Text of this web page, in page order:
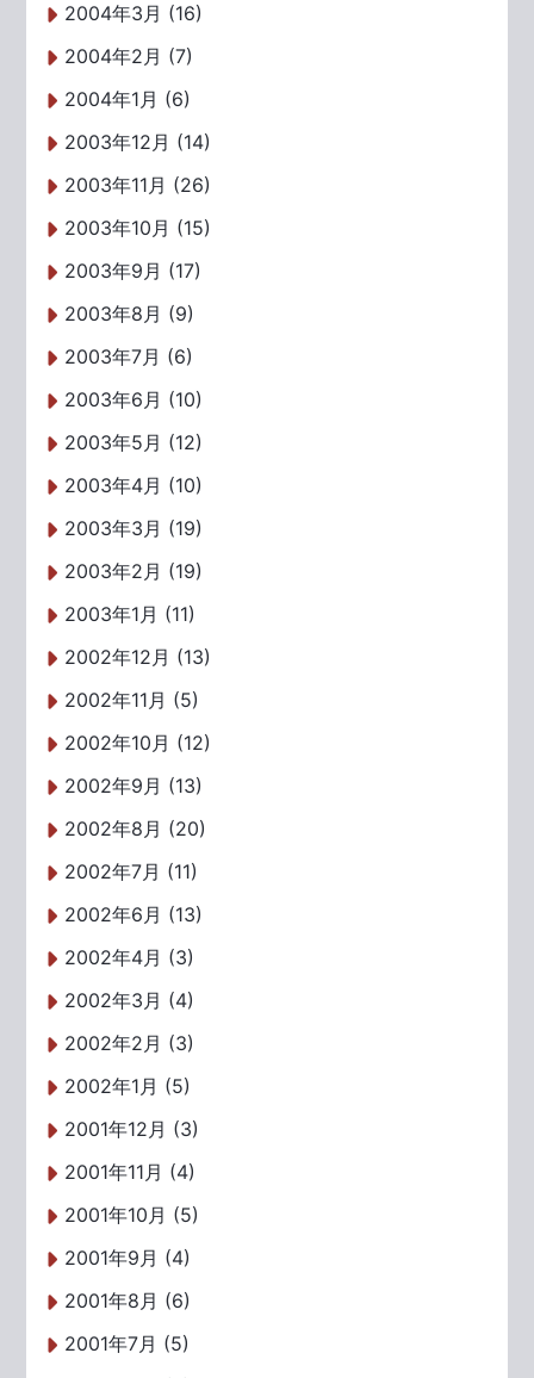
2004年3月 (16)
2004年2月 (7)
2004年1月 (6)
2003年12月 (14)
2003年11月 (26)
2003年10月 (15)
2003年9月 (17)
2003年8月 (9)
2003年7月 (6)
2003年6月 (10)
2003年5月 (12)
2003年4月 (10)
2003年3月 (19)
2003年2月 (19)
2003年1月 (11)
2002年12月 (13)
2002年11月 (5)
2002年10月 (12)
2002年9月 (13)
2002年8月 (20)
2002年7月 (11)
2002年6月 (13)
2002年4月 (3)
2002年3月 (4)
2002年2月 (3)
2002年1月 (5)
2001年12月 (3)
2001年11月 (4)
2001年10月 (5)
2001年9月 (4)
2001年8月 (6)
2001年7月 (5)